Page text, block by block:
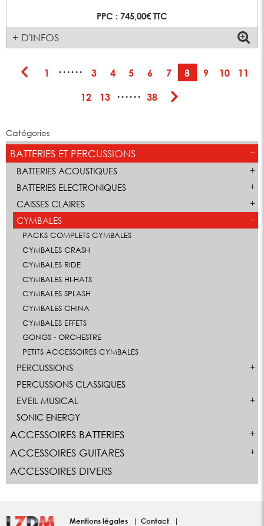
Catégories
BATTERIES ET PERCUSSIONS
BATTERIES ACOUSTIQUES
BATTERIES ELECTRONIQUES
CAISSES CLAIRES
CYMBALES
PACKS COMPLETS CYMBALES
CYMBALES CRASH
CYMBALES RIDE
CYMBALES HI-HATS
CYMBALES SPLASH
CYMBALES CHINA
CYMBALES EFFETS
GONGS - ORCHESTRE
PETITS ACCESSOIRES CYMBALES
PERCUSSIONS
PERCUSSIONS CLASSIQUES
EVEIL MUSICAL
SONIC ENERGY
ACCESSOIRES BATTERIES
ACCESSOIRES GUITARES
ACCESSOIRES DIVERS
PPC : 745,00€ TTC
+ D'INFOS
1 ······ 3 4 5 6 7 8 9 10 11
12 13 ······ 38
Mentions légales Contact